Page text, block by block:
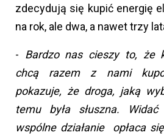
zdecydują się kupić energię
na rok, ale dwa, a nawet trzy
- Bardzo nas cieszy to, że
chcą razem z nami
pokazuje, że droga, jaką
temu była słuszna.
wspólne działanie opłaca